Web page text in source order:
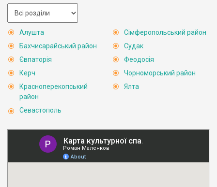
Алушта
Бахчисарайський район
Євпаторія
Керч
Красноперекопський
район
Севастополь
Сімферопольський район
Судак
Феодосія
Чорноморський район
Ялта